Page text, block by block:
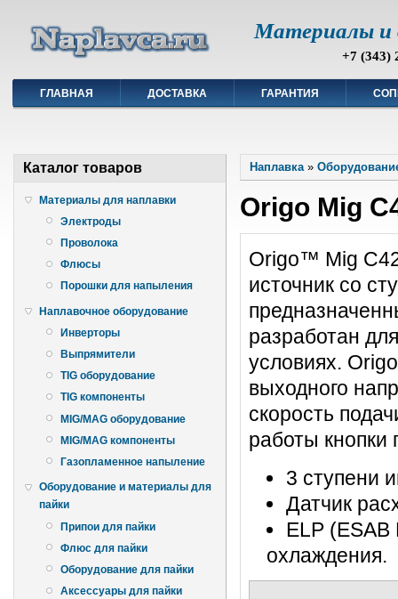
Материалы и
+7 (343)
ГЛАВНАЯ ДОСТАВКА ГАРАНТИЯ
Каталог товаров
Материалы для наплавки
Электроды
Проволока
Флюсы
Порошки для напыления
Наплавочное оборудование
Инверторы
Выпрямители
TIG оборудование
TIG компоненты
MIG/MAG оборудование
MIG/MAG компоненты
Газопламенное напыление
Оборудование и материалы для
пайки
Припои для пайки
Флюс для пайки
Оборудование для пайки
Аксессуары для пайки
Наплавка»
Origo Mig
Origo™ Mig
источник со
разработан
условиях.
выходного
скорость
работы кнопки
3 ступени
Датчик
ELP (ESAB
охлаждения.